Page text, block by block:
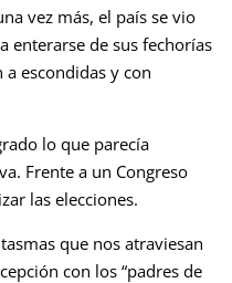
vez más, el país se vio
enterarse de sus fechorías
escondidas y con
lo que parecía
Frente a un Congreso
las elecciones.
que nos atraviesan
con los “padres de